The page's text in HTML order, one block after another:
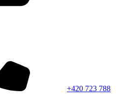
+420 723 788